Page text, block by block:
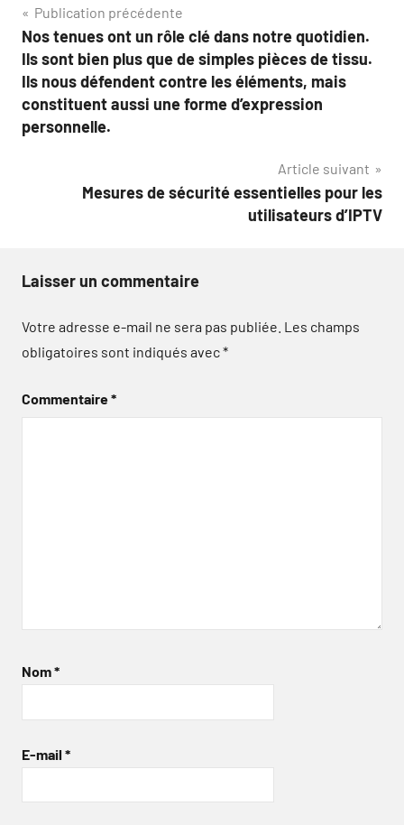
Navigation
de
l’article
Publication précédente
Nos tenues ont un rôle clé dans notre quotidien.
Ils sont bien plus que de simples pièces de tissu.
Ils nous défendent contre les éléments, mais
constituent aussi une forme d’expression
personnelle.
Article suivant
Mesures de sécurité essentielles pour les
utilisateurs d’IPTV
Laisser un commentaire
Votre adresse e-mail ne sera pas publiée. Les champs
obligatoires sont indiqués avec*
Commentaire*
Nom*
E-mail *